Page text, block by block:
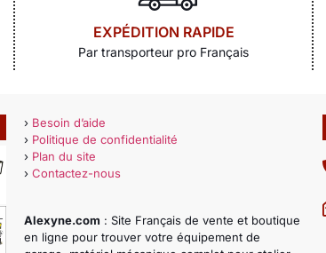
EXPÉDITION RAPIDE
Par transporteur pro Français
› Besoin d’aide
› Politique de confidentialité
› Plan du site
› Contactez-nous
Alexyne.com : Site Français de vente et boutique
en ligne pour trouver votre équipement de